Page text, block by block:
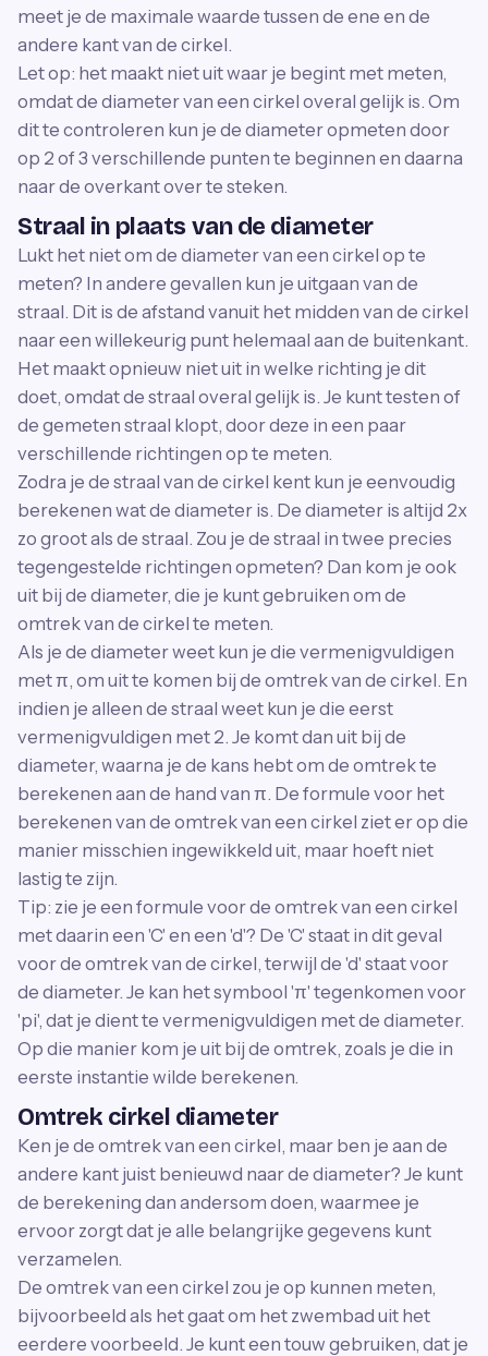
meet je de maximale waarde tussen de ene en de
andere kant van de cirkel.
Let op: het maakt niet uit waar je begint met meten,
omdat de diameter van een cirkel overal gelijk is. Om
dit te controleren kun je de diameter opmeten door
op 2 of 3 verschillende punten te beginnen en daarna
naar de overkant over te steken.
Straal in plaats van de diameter
Lukt het niet om de diameter van een cirkel op te
meten? In andere gevallen kun je uitgaan van de
straal. Dit is de afstand vanuit het midden van de cirkel
naar een willekeurig punt helemaal aan de buitenkant.
Het maakt opnieuw niet uit in welke richting je dit
doet, omdat de straal overal gelijk is. Je kunt testen of
de gemeten straal klopt, door deze in een paar
verschillende richtingen op te meten.
Zodra je de straal van de cirkel kent kun je eenvoudig
berekenen wat de diameter is. De diameter is altijd 2x
zo groot als de straal. Zou je de straal in twee precies
tegengestelde richtingen opmeten? Dan kom je ook
uit bij de diameter, die je kunt gebruiken om de
omtrek van de cirkel te meten.
Als je de diameter weet kun je die vermenigvuldigen
met π, om uit te komen bij de omtrek van de cirkel. En
indien je alleen de straal weet kun je die eerst
vermenigvuldigen met 2. Je komt dan uit bij de
diameter, waarna je de kans hebt om de omtrek te
berekenen aan de hand van π. De formule voor het
berekenen van de omtrek van een cirkel ziet er op die
manier misschien ingewikkeld uit, maar hoeft niet
lastig te zijn.
Tip: zie je een formule voor de omtrek van een cirkel
met daarin een 'C' en een 'd'? De 'C' staat in dit geval
voor de omtrek van de cirkel, terwijl de 'd' staat voor
de diameter. Je kan het symbool 'π' tegenkomen voor
'pi', dat je dient te vermenigvuldigen met de diameter.
Op die manier kom je uit bij de omtrek, zoals je die in
eerste instantie wilde berekenen.
Omtrek cirkel diameter
Ken je de omtrek van een cirkel, maar ben je aan de
andere kant juist benieuwd naar de diameter? Je kunt
de berekening dan andersom doen, waarmee je
ervoor zorgt dat je alle belangrijke gegevens kunt
verzamelen.
De omtrek van een cirkel zou je op kunnen meten,
bijvoorbeeld als het gaat om het zwembad uit het
eerdere voorbeeld. Je kunt een touw gebruiken, dat je